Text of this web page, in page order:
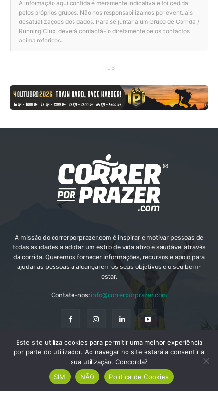
A informação aqui contida é meramente indicativa e foi cedida
pelos próprios grupos. Não nos responsabilizamos por eventuais
desatualizações dos dados. Para se juntar a um Grupo de Corrida /
Running Club, deverá contactá-lo diretamente pelos contactos
acima referidos.
PUB
A missão do correrporprazer.com é inspirar e motivar pessoas de
todas as idades a adotar um estilo de vida ativo e saudável através
da corrida. Queremos fornecer informações, recursos e apoio para
ajudar as pessoas a alcançarem os seus objetivos e o seu bem-
estar.
Contate-nos: info@correrporprazer.com
FICHA TÉCNICA MEDIA KIT PUBLICIDADE
ADICIONAR PROVA
Este site utiliza cookies para permitir uma melhor experiência
por parte do utilizador. Ao navegar no site estará a consentir a
sua utilização. Concorda?
SIM
NÃO Política de Cookies